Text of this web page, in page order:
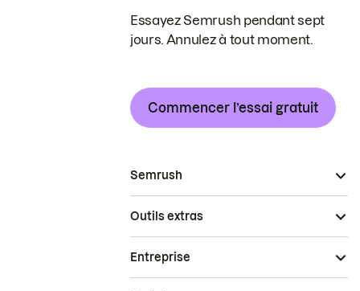
Essayez Semrush pendant sept
jours. Annulez à tout moment.
Commencer l’essai gratuit
Semrush
Outils extras
Entreprise